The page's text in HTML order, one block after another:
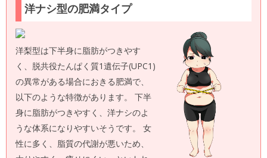
洋ナシ型の肥満タイプ
洋梨型は下半身に脂肪がつきやす
く、脱共役たんぱく質1遺伝子(UPC1)
の異常がある場合におきる肥満で、
以下のような特徴があります。 下半
身に脂肪がつきやすく、洋ナシのよ
うな体系になりやすいそうです。 女
性に多く、脂質の代謝が悪いため、